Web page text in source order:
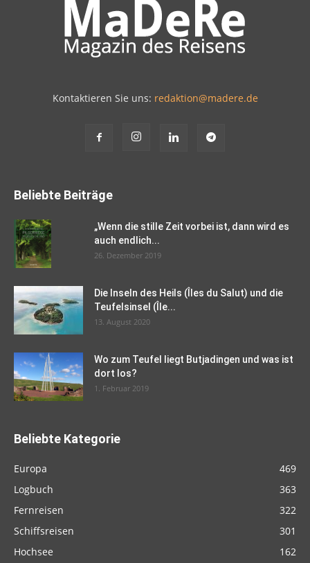
Kontaktieren Sie uns: redaktion@madere.de
Beliebte Beiträge
„Wenn die stille Zeit vorbei ist, dann wird es
auch endlich...
26. Dezember 2019
Die Inseln des Heils (Îles du Salut) und die
Teufelsinsel (Île...
13. August 2020
Wo zum Teufel liegt Butjadingen und was ist
dort los?
1. Februar 2019
Beliebte Kategorie
Europa
469
Logbuch
363
Fernreisen
322
Schiffsreisen
301
Hochsee
162